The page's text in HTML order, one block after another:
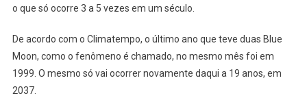
EM
VÁRIAS
PARTES
o que só ocorre 3 a 5 vezes em um século.
De acordo com o Climatempo, o último ano que teve duas Blue
Moon, como o fenômeno é chamado, no mesmo mês foi em
1999. O mesmo só vai ocorrer novamente daqui a 19 anos, em
2037.